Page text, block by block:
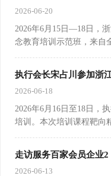
2026-06-20
2026年6月15日—18日，
念教育培训示范班，来自
执行会长宋占川参加浙
2026-06-18
2026年6月16日至18日，
培训。本次培训课程靶向
走访服务百家会员企业
2026-06-13